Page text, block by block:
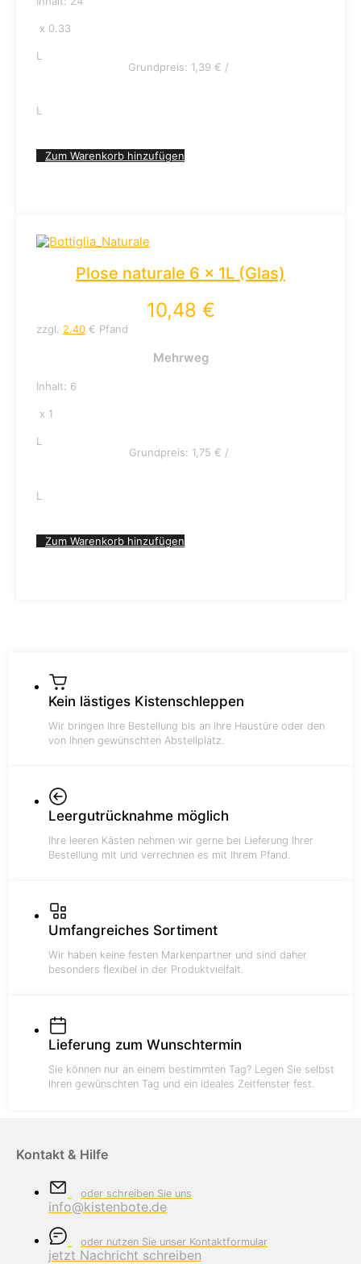
x 0.33
L
Grundpreis: 1,39 € /
L
Zum Warenkorb hinzufügen
Plose naturale 6 x 1L (Glas)
10,48 €
zzgl. 2.40 € Pfand
Mehrweg
Inhalt: 6
x 1
L
Grundpreis: 1,75 € /
L
Zum Warenkorb hinzufügen
Kein lästiges Kistenschleppen
Wir bringen Ihre Bestellung bis an Ihre Haustüre oder den
von Ihnen gewünschten Abstellplatz.
Leergutrücknahme möglich
Ihre leeren Kästen nehmen wir gerne bei Lieferung Ihrer
Bestellung mit und verrechnen es mit Ihrem Pfand.
Umfangreiches Sortiment
Wir haben keine festen Markenpartner und sind daher
besonders flexibel in der Produktvielfalt.
Lieferung zum Wunschtermin
Sie können nur an einem bestimmten Tag? Legen Sie selbst
Ihren gewünschten Tag und ein ideales Zeitfenster fest.
Kontakt & Hilfe
oder schreiben Sie uns
info@kistenbote.de
oder nutzen Sie unser Kontaktformular
jetzt Nachricht schreiben